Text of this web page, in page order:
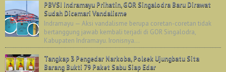
PBVSI Indramayu Prihatin, GOR Singalodra Baru Dirawat
Sudah Dicemari Vandalisme
Indramayu — Aksi vandalisme berupa coretan-coretan tidak
bertanggung jawab kembali terjadi di GOR Singalodra,
Kabupaten Indramayu. Ironisnya...
Tangkap 3 Pengedar Narkoba, Polsek Ujungbatu Sita
Barang Bukti 79 Paket Sabu Siap Edar